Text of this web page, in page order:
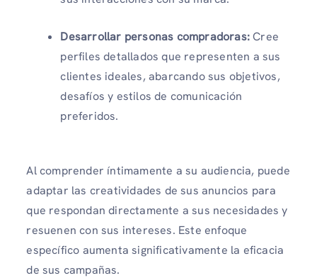
Desarrollar personas compradoras:Cree
perfiles detallados que representen a sus
clientes ideales, abarcando sus objetivos,
desafíos y estilos de comunicación
preferidos.
Al comprender íntimamente a su audiencia, puede
adaptar las creatividades de sus anuncios para
que respondan directamente a sus necesidades y
resuenen con sus intereses. Este enfoque
específico aumenta significativamente la eficacia
de sus campañas.